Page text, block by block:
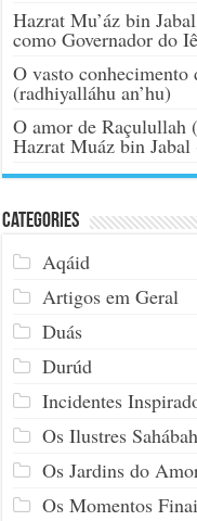
Hazrat Mu’áz bin
como Governador do
O vasto
(radhiyalláhu an’hu)
O amor de Raçulullah
Hazrat Muáz bin Jabal
Categories
Aqáid
Artigos em Geral
Duás
Durúd
Incidentes
Os Ilustres Sahábah
Os Jardins do
Os Momentos